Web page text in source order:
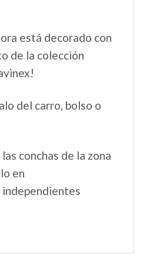
está decorado con
de la colección
del carro, bolso o
conchas de la zona
en